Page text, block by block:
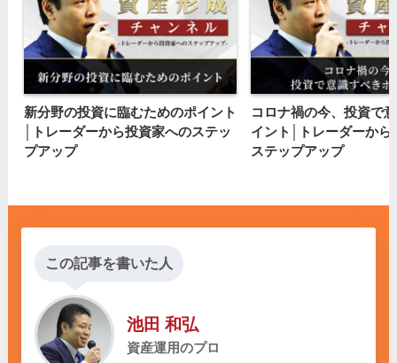
新分野の投資に臨むためのポイント
│トレーダーから投資家へのステッ
プアップ
コロナ禍の今、投資で
イント│トレーダーから
ステップアップ
この記事を書いた人
池田 和弘
資産運用のプロ